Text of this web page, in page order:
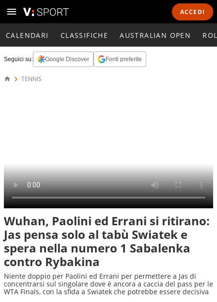
ACCEDI
CALENDARI CLASSIFICHE AUSTRALIAN OPEN
Seguici su: Google Discover Fonti preferite
TENNIS
Wuhan, Paolini ed Errani si ritirano:
Jas pensa solo al tabù Swiatek e
spera nella numero 1 Sabalenka
contro Rybakina
Niente doppio per Paolini ed Errani per permettere a Jas di
concentrarsi sul singolare dove è ancora a caccia del pass per le
WTA Finals, con la sfida a Swiatek che potrebbe essere decisiva